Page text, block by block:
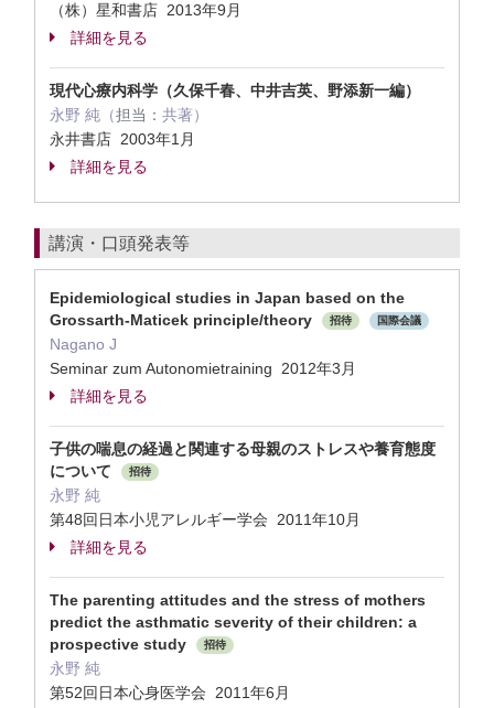
（株）星和書店 2013年9月
詳細を見る
現代心療内科学（久保千春、中井吉英、野添新一編）
永野 純（担当： 共著）
永井書店 2003年1月
詳細を見る
講演・口頭発表等
Epidemiological studies in Japan based on the
Grossarth-Maticek principle/theory
招待 国際会議
Nagano J
Seminar zum Autonomietraining 2012年3月
詳細を見る
子供の喘息の経過と関連する母親のストレスや養育態度
について
招待
永野 純
第48回日本小児アレルギー学会 2011年10月
詳細を見る
The parenting attitudes and the stress of mothers
predict the asthmatic severity of their children: a
prospective study
招待
永野 純
第52回日本心身医学会 2011年6月